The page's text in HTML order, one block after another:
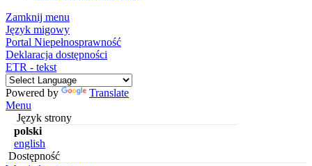
Zamknij menu
Język migowy
Portal Niepełnosprawność
Deklaracja dostępności
ETR - tekst
Powered by
Translate
Menu
Język strony
polski
english
Dostępność